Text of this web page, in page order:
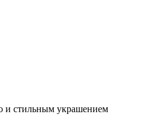
и стильным украшением